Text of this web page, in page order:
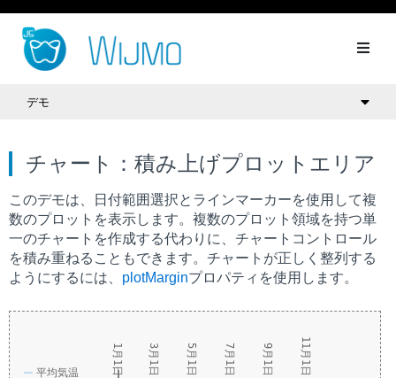
デモ
チャート：積み上げプロットエリア
このデモは、日付範囲選択とラインマーカーを使用して複
数のプロットを表示します。複数のプロット領域を持つ単
一のチャートを作成する代わりに、チャートコントロール
を積み重ねることもできます。チャートが正しく整列する
ようにするには、 plotMarginプロパティを使用します。